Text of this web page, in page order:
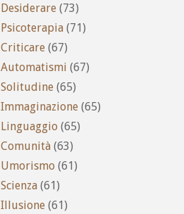
Desiderare (73)
Psicoterapia (71)
Criticare (67)
Automatismi (67)
Solitudine (65)
Immaginazione (65)
Linguaggio (65)
Comunità (63)
Umorismo (61)
Scienza (61)
Illusione (61)